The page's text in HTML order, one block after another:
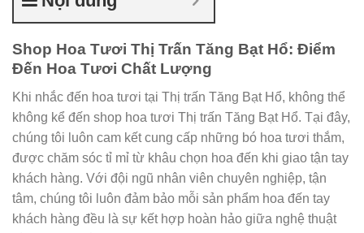
Shop Hoa Tươi Thị Trấn Tăng Bạt Hổ: Điểm
Đến Hoa Tươi Chất Lượng
Khi nhắc đến hoa tươi tại Thị trấn Tăng Bạt Hổ, không thể
không kể đến shop hoa tươi Thị trấn Tăng Bạt Hổ. Tại đây,
chúng tôi luôn cam kết cung cấp những bó hoa tươi thắm,
được chăm sóc tỉ mỉ từ khâu chọn hoa đến khi giao tận tay
khách hàng. Với đội ngũ nhân viên chuyên nghiệp, tận
tâm, chúng tôi luôn đảm bảo mỗi sản phẩm hoa đến tay
khách hàng đều là sự kết hợp hoàn hảo giữa nghệ thuật